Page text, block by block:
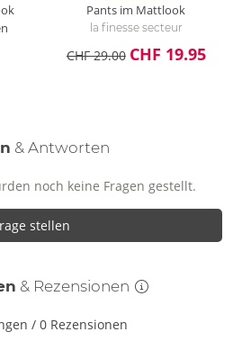
Pants im Mattlook
la finesse secteur
CHF 29.00 CHF 19.95
& Antworten
noch keine Fragen gestellt.
stellen
& Rezensionen
/ 0 Rezensionen